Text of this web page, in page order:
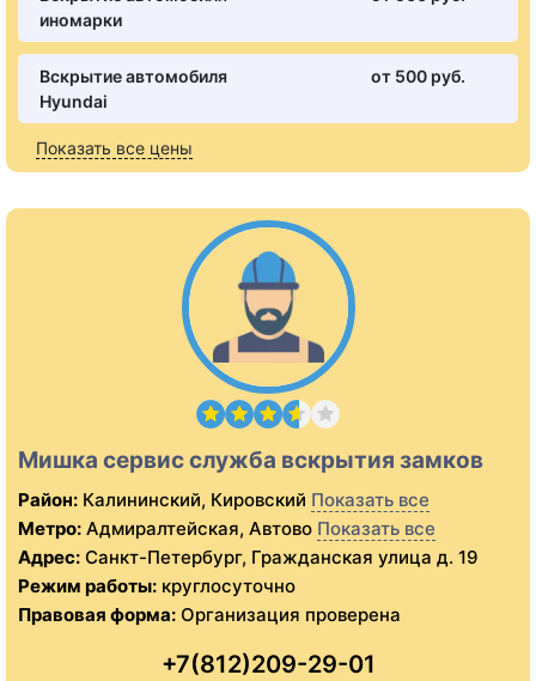
иномарки
Вскрытие автомобиля
Hyundai
от 500 pуб.
Показать все цены
Мишка сервис служба вскрытия замков
Район: Калининский, Кировский Показать все
Метро: Адмиралтейская, Автово Показать все
Адрес: Санкт-Петербург, Гражданская улица д. 19
Режим работы: круглосуточно
Правовая форма: Организация проверена
+7(812)209-29-01